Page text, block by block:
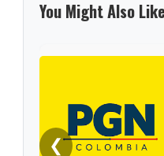
You Might Also Like
❮